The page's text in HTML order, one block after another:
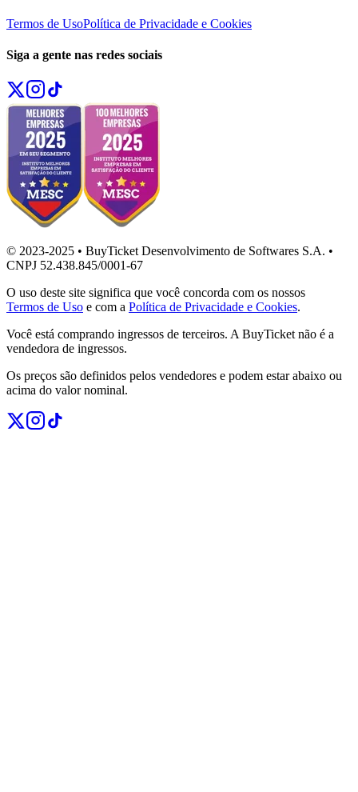
Termos de UsoPolítica de Privacidade e Cookies
Siga a gente nas redes sociais
© 2023-2025 • BuyTicket Desenvolvimento de Softwares S.A. •
CNPJ 52.438.845/0001-67
O uso deste site significa que você concorda com os nossos
Termos de Uso e com a Política de Privacidade e Cookies.
Você está comprando ingressos de terceiros. A BuyTicket não é a
vendedora de ingressos.
Os preços são definidos pelos vendedores e podem estar abaixo ou
acima do valor nominal.